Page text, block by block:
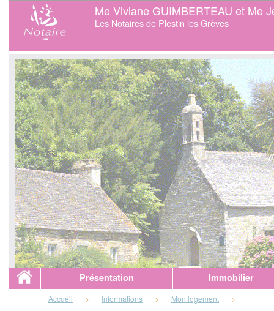
Me Viviane GUIMBERTEAU et Me
Les Notaires de Plestin les Grèves
Présentation Immobilier
Accueil > Informations > Mon logement
>